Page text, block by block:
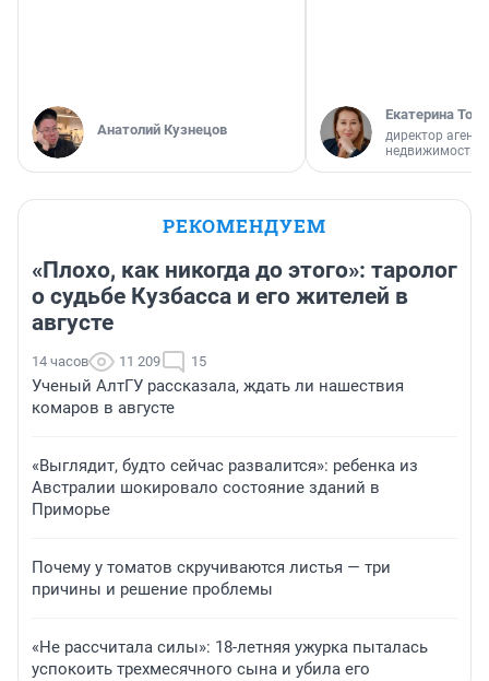
Анатолий Кузнецов
Екатерина
директор
недвижимости
РЕКОМЕНДУЕМ
«Плохо, как никогда до этого»: таролог
о судьбе Кузбасса и его жителей в
августе
14 часов 11 209 15
Ученый АлтГУ рассказала, ждать ли нашествия
комаров в августе
«Выглядит, будто сейчас развалится»: ребенка из
Австралии шокировало состояние зданий в
Приморье
Почему у томатов скручиваются листья — три
причины и решение проблемы
«Не рассчитала силы»: 18-летняя ужурка пыталась
успокоить трехмесячного сына и убила его